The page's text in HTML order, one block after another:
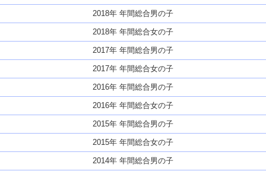
2018年 年間総合男の子
2018年 年間総合女の子
2017年 年間総合男の子
2017年 年間総合女の子
2016年 年間総合男の子
2016年 年間総合女の子
2015年 年間総合男の子
2015年 年間総合女の子
2014年 年間総合男の子